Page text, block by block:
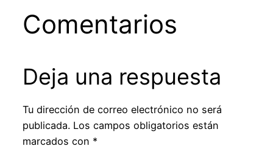
Comentarios
Deja una respuesta
Tu dirección de correo electrónico no será
publicada. Los campos obligatorios están
marcados con *